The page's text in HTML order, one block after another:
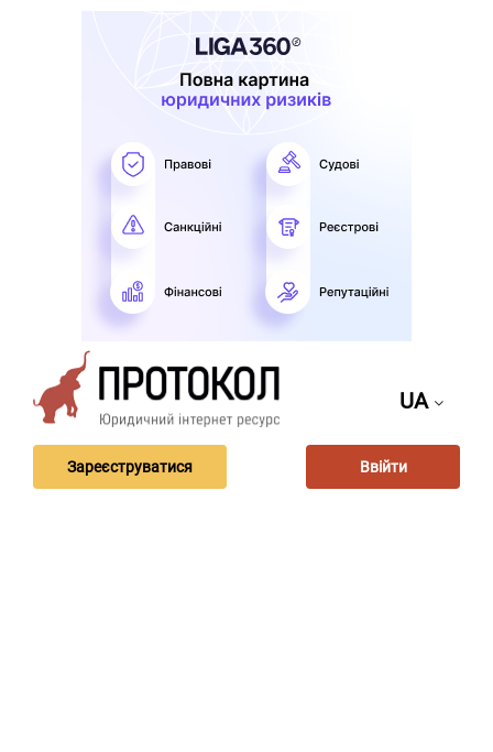
UA
Зареєструватися Ввійти